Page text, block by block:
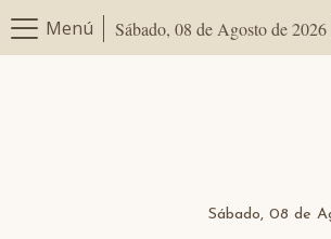
Menú Sábado, 08 de Agosto de 2026
Sábado, 08 de